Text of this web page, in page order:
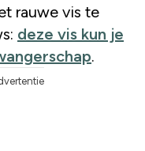
rauwe vis te
deze vis kun je
.